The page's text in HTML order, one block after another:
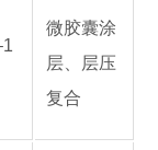
微胶囊涂
层、层压
复合